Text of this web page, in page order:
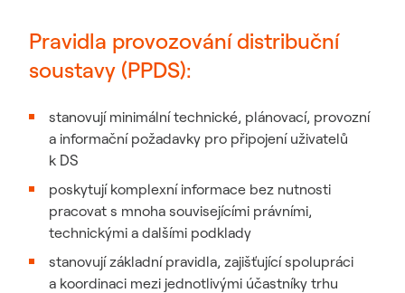
Pravidla provozování distribuční
soustavy (PPDS):
stanovují minimální technické, plánovací, provozní
a informační požadavky pro připojení uživatelů
k DS
poskytují komplexní informace bez nutnosti
pracovat s mnoha souvisejícími právními,
technickými a dalšími podklady
stanovují základní pravidla, zajišťující spolupráci
a koordinaci mezi jednotlivými účastníky trhu